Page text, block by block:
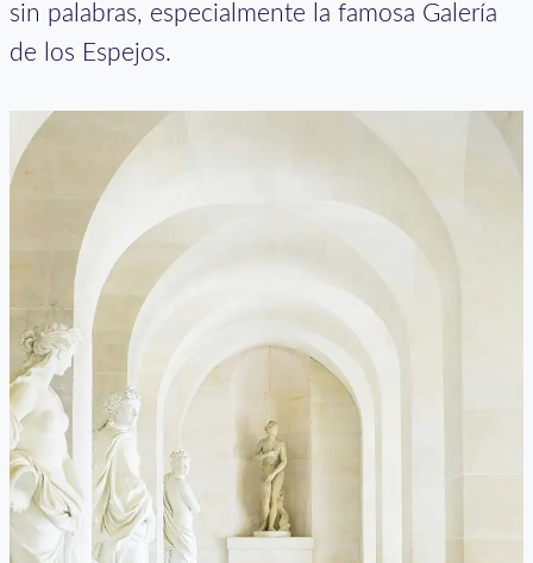
sin palabras, especialmente la famosa Galería
de los Espejos.